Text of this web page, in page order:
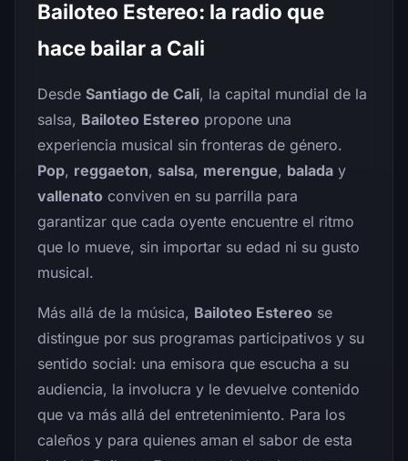
Bailoteo Estereo: la radio que
hace bailar a Cali
Desde Santiago de Cali, la capital mundial de la
salsa, Bailoteo Estereo propone una
experiencia musical sin fronteras de género.
Pop, reggaeton, salsa, merengue, balada y
vallenato conviven en su parrilla para
garantizar que cada oyente encuentre el ritmo
que lo mueve, sin importar su edad ni su gusto
musical.
Más allá de la música, Bailoteo Estereo se
distingue por sus programas participativos y su
sentido social: una emisora que escucha a su
audiencia, la involucra y le devuelve contenido
que va más allá del entretenimiento. Para los
caleños y para quienes aman el sabor de esta